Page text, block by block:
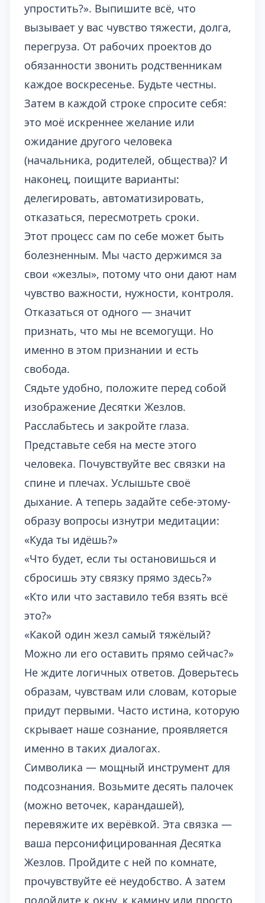
упростить?». Выпишите всё, что
вызывает у вас чувство тяжести, долга,
перегруза. От рабочих проектов до
обязанности звонить родственникам
каждое воскресенье. Будьте честны.
Затем в каждой строке спросите себя:
это моё искреннее желание или
ожидание другого человека
(начальника, родителей, общества)? И
наконец, поищите варианты:
делегировать, автоматизировать,
отказаться, пересмотреть сроки.
Этот процесс сам по себе может быть
болезненным. Мы часто держимся за
свои «жезлы», потому что они дают нам
чувство важности, нужности, контроля.
Отказаться от одного — значит
признать, что мы не всемогущи. Но
именно в этом признании и есть
свобода.
Сядьте удобно, положите перед собой
изображение Десятки Жезлов.
Расслабьтесь и закройте глаза.
Представьте себя на месте этого
человека. Почувствуйте вес связки на
спине и плечах. Услышьте своё
дыхание. А теперь задайте себе-этому-
образу вопросы изнутри медитации:
«Куда ты идёшь?»
«Что будет, если ты остановишься и
сбросишь эту связку прямо здесь?»
«Кто или что заставило тебя взять всё
это?»
«Какой один жезл самый тяжёлый?
Можно ли его оставить прямо сейчас?»
Не ждите логичных ответов. Доверьтесь
образам, чувствам или словам, которые
придут первыми. Часто истина, которую
скрывает наше сознание, проявляется
именно в таких диалогах.
Символика — мощный инструмент для
подсознания. Возьмите десять палочек
(можно веточек, карандашей),
перевяжите их верёвкой. Эта связка —
ваша персонифицированная Десятка
Жезлов. Пройдите с ней по комнате,
прочувствуйте её неудобство. А затем
подойдите к окну, к камину или просто